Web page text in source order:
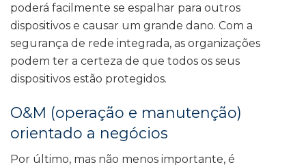
poderá facilmente se espalhar para outros
dispositivos e causar um grande dano. Com a
segurança de rede integrada, as organizações
podem ter a certeza de que todos os seus
dispositivos estão protegidos.
O&M (operação e manutenção)
orientado a negócios
Por último, mas não menos importante, é